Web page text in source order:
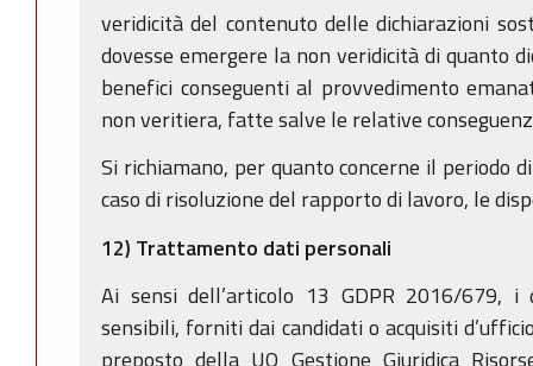
veridicità del contenuto delle dichiarazioni
dovesse emergere la non veridicità di quanto
benefici conseguenti al provvedimento
non veritiera, fatte salve le relative
Si richiamano, per quanto concerne il periodo
caso di risoluzione del rapporto di lavoro, le
12) Trattamento dati personali
Ai sensi dell’articolo 13 GDPR 2016/679,
sensibili, forniti dai candidati o acquisiti